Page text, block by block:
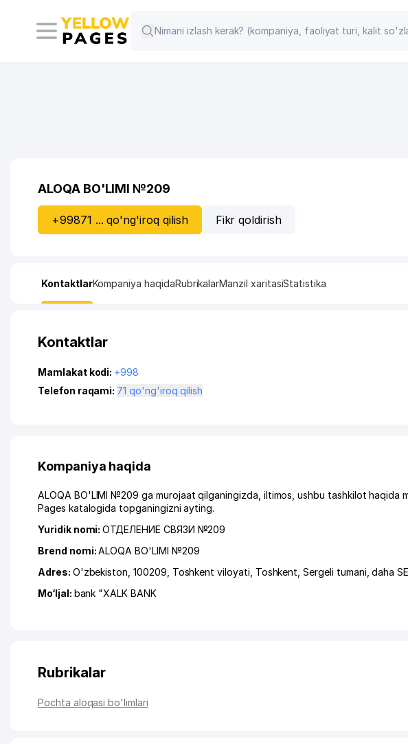
ALOQA BO'LIMI №209
+99871 ... qo'ng'iroq qilish Fikr qoldirish
KontaktlarKompaniya haqidaRubrikalarManzil xaritasiStatistika
Kontaktlar
Mamlakat kodi: +998
Telefon raqami:
71 qo'ng'iroq qilish
Kompaniya haqida
ALOQA BO'LIMI №209 ga murojaat qilganingizda, iltimos, ushbu tashkilot haqida
Pages katalogida topganingizni ayting.
Yuridik nomi:ОТДЕЛЕНИЕ СВЯЗИ №209
Brend nomi:ALOQA BO'LIMI №209
Adres: O'zbekiston, 100209, Toshkent viloyati Toshkent ,Sergeli tumani ,daha
Mo‘ljal: bank "XALK BANK
Rubrikalar
Pochta aloqasi bo'limlari